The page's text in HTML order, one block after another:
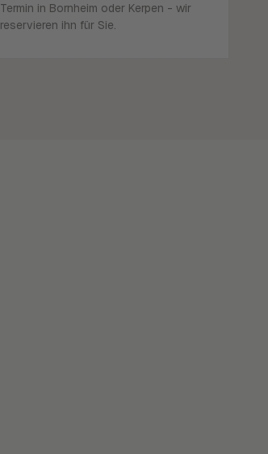
Termin in Bornheim oder Kerpen - wir
reservieren ihn für Sie.